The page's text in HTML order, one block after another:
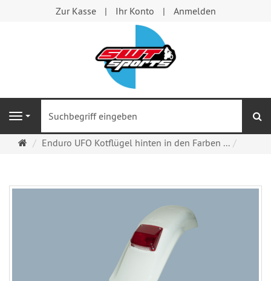
Zur Kasse Ihr Konto Anmelden
Navigation
Startseite
Enduro UFO Kotflügel hinten in den Farben ...